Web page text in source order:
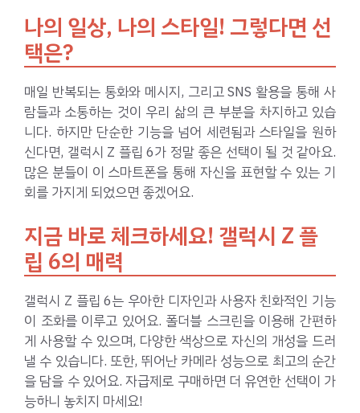
나의 일상, 나의 스타일! 그렇다면 선
택은?
매일 반복되는 통화와 메시지, 그리고 SNS 활용을 통해 사
람들과 소통하는 것이 우리 삶의 큰 부분을 차지하고 있습
니다. 하지만 단순한 기능을 넘어 세련됨과 스타일을 원하
신다면, 갤럭시 Z 플립 6가 정말 좋은 선택이 될 것 같아요.
많은 분들이 이 스마트폰을 통해 자신을 표현할 수 있는 기
회를 가지게 되었으면 좋겠어요.
지금 바로 체크하세요! 갤럭시 Z 플
립 6의 매력
갤럭시 Z 플립 6는 우아한 디자인과 사용자 친화적인 기능
이 조화를 이루고 있어요. 폴더블 스크린을 이용해 간편하
게 사용할 수 있으며, 다양한 색상으로 자신의 개성을 드러
낼 수 있습니다. 또한, 뛰어난 카메라 성능으로 최고의 순간
을 담을 수 있어요. 자급제로 구매하면 더 유연한 선택이 가
능하니 놓치지 마세요!